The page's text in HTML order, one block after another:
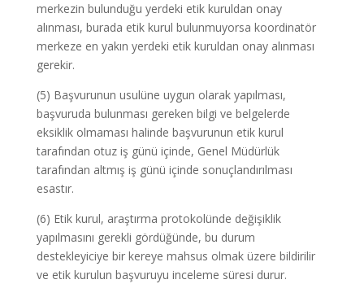
merkezin bulunduğu yerdeki etik kuruldan onay
alınması, burada etik kurul bulunmuyorsa koordinatör
merkeze en yakın yerdeki etik kuruldan onay alınması
gerekir.
(5) Başvurunun usulüne uygun olarak yapılması,
başvuruda bulunması gereken bilgi ve belgelerde
eksiklik olmaması halinde başvurunun etik kurul
tarafından otuz iş günü içinde, Genel Müdürlük
tarafından altmış iş günü içinde sonuçlandırılması
esastır.
(6) Etik kurul, araştırma protokolünde değişiklik
yapılmasını gerekli gördüğünde, bu durum
destekleyiciye bir kereye mahsus olmak üzere bildirilir
ve etik kurulun başvuruyu inceleme süresi durur.